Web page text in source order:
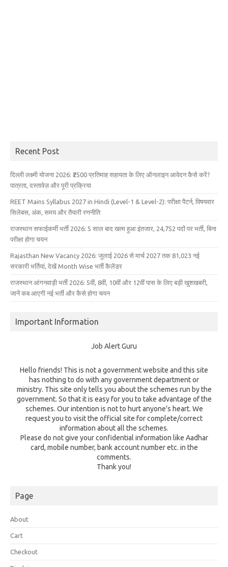
Recent Post
दिल्ली लक्ष्मी योजना 2026: ₹2500 प्रतिमाह सहायता के लिए ऑनलाइन आवेदन कैसे करें?
पात्रता, दस्तावेज़ और पूरी प्रक्रिया
REET Mains Syllabus 2027 in Hindi (Level-1 & Level-2): परीक्षा पैटर्न, विषयवार
सिलेबस, अंक, समय और तैयारी रणनीति
राजस्थान सफाईकर्मी भर्ती 2026: 5 साल बाद खत्म हुआ इंतजार, 24,752 पदों पर भर्ती, बिना
परीक्षा होगा चयन
Rajasthan New Vacancy 2026: जुलाई 2026 से मार्च 2027 तक 81,023 नई
सरकारी भर्तियां, देखें Month Wise भर्ती कैलेंडर
राजस्थान आंगनवाड़ी भर्ती 2026: 5वीं, 8वीं, 10वीं और 12वीं पास के लिए बड़ी खुशखबरी,
जानें कब आएगी नई भर्ती और कैसे होगा चयन
Important Information
Job Alert Guru
Hello friends! This is not a government website and this site
has nothing to do with any government department or
ministry. This site only tells you about the schemes run by the
government. So that it is easy for you to take advantage of the
schemes. Our intention is not to hurt anyone's heart. We
request you to visit the official site for complete/correct
information about all the schemes.
Please do not give your confidential information like Aadhar
card, mobile number, bank account number etc. in the
comments.
Thank you!
Page
About
Cart
Checkout